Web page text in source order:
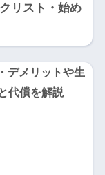
リスト・始め